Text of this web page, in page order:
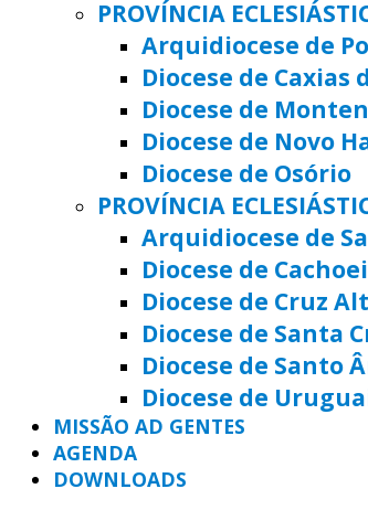
PROVÍNCIA
Arquidiocese de
Diocese de Caxias
Diocese de
Diocese de Novo
Diocese de Osório
PROVÍNCIA
Arquidiocese de
Diocese de
Diocese de Cruz
Diocese de Santa
Diocese de Santo
Diocese de
MISSÃO AD GENTES
AGENDA
DOWNLOADS